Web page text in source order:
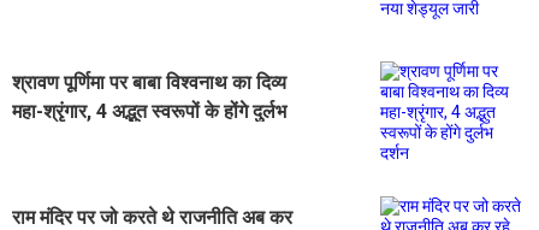
श्रावण पूर्णिमा पर बाबा विश्वनाथ का दिव्य
महा-श्रृंगार, 4 अद्भुत स्वरूपों के होंगे दुर्लभ
राम मंदिर पर जो करते थे राजनीति अब कर